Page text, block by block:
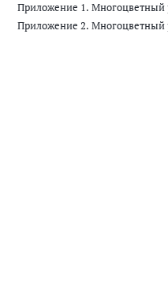
Приложение 1. Многоцветный
Приложение 2. Многоцветный